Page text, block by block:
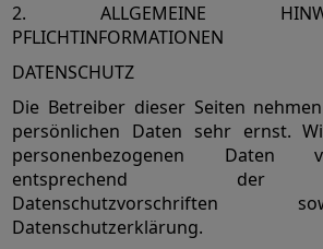
2. ALLGEMEINE
PFLICHTINFORMATIONEN
DATENSCHUTZ
Die Betreiber dieser Seiten
persönlichen Daten sehr ernst.
personenbezogenen Daten
entsprechend der
Datenschutzvorschriften
Datenschutzerklärung.